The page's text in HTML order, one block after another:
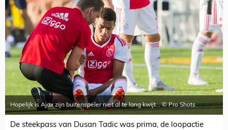
Hopelijk is Ajax zijn buitenspeler niet al te lang kwijt... © Pro Shots
De steekpass van Dusan Tadic was prima, de loopactie